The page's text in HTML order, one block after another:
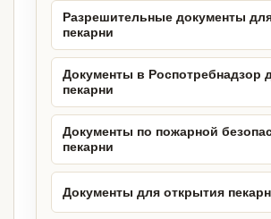
Разрешительные документы
пекарни
Документы в Роспотребнадзор
пекарни
Документы по пожарной
пекарни
Документы для открытия